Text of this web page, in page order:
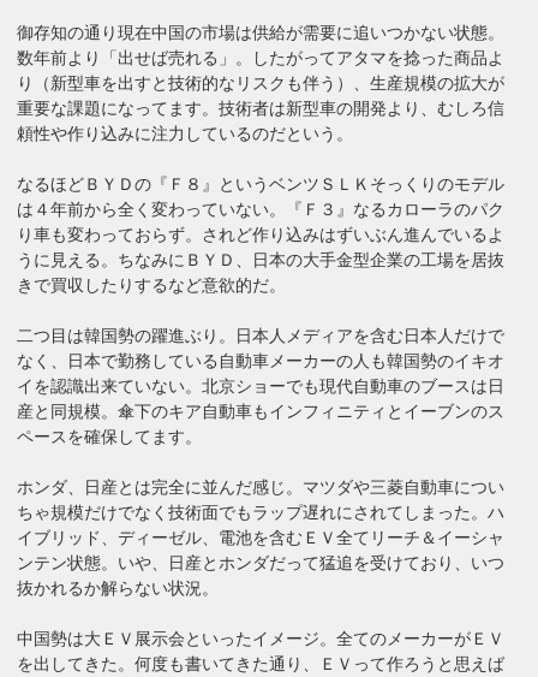
御存知の通り現在中国の市場は供給が需要に追いつかない状態。
数年前より「出せば売れる」。したがってアタマを捻った商品よ
り（新型車を出すと技術的なリスクも伴う）、生産規模の拡大が
重要な課題になってます。技術者は新型車の開発より、むしろ信
頼性や作り込みに注力しているのだという。
なるほどＢＹＤの『Ｆ８』というベンツＳＬＫそっくりのモデル
は４年前から全く変わっていない。『Ｆ３』なるカローラのパク
り車も変わっておらず。されど作り込みはずいぶん進んでいるよ
うに見える。ちなみにＢＹＤ、日本の大手金型企業の工場を居抜
きで買収したりするなど意欲的だ。
二つ目は韓国勢の躍進ぶり。日本人メディアを含む日本人だけで
なく、日本で勤務している自動車メーカーの人も韓国勢のイキオ
イを認識出来ていない。北京ショーでも現代自動車のブースは日
産と同規模。傘下のキア自動車もインフィニティとイーブンのス
ペースを確保してます。
ホンダ、日産とは完全に並んだ感じ。マツダや三菱自動車につい
ちゃ規模だけでなく技術面でもラップ遅れにされてしまった。ハ
イブリッド、ディーゼル、電池を含むＥＶ全てリーチ＆イーシャ
ンテン状態。いや、日産とホンダだって猛追を受けており、いつ
抜かれるか解らない状況。
中国勢は大ＥＶ展示会といったイメージ。全てのメーカーがＥＶ
を出してきた。何度も書いてきた通り、ＥＶって作ろうと思えば